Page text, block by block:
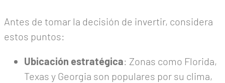
Antes de tomar la decisión de invertir, considera
estos puntos:
Ubicación estratégica: Zonas como Florida,
Texas y Georgia son populares por su clima,